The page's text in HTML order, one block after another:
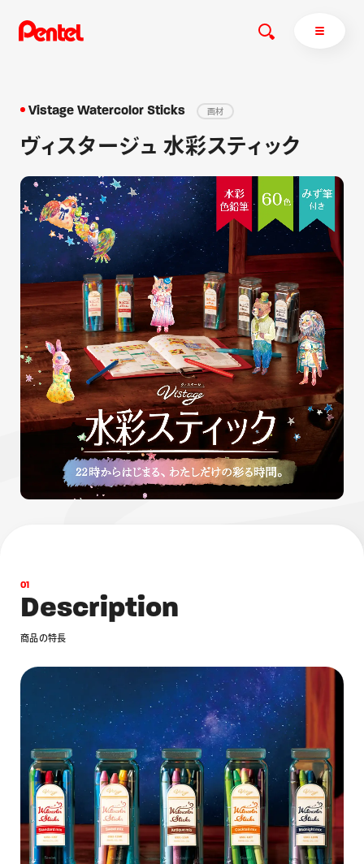
エナージェル サインペン オレンズ
商品を探す
商品を探すトップ
ボールペン
ペン
マーカー
シャープペン
消し具
ブラッシュ（筆）
画材
その他
ぺんてるについて
ぺんてるについてトップ
メッセージ
採用情報
運営会社
Vistage Watercolor Sticks 画材
ヴィスタージュ 水彩スティック
01
Description
商品の特長